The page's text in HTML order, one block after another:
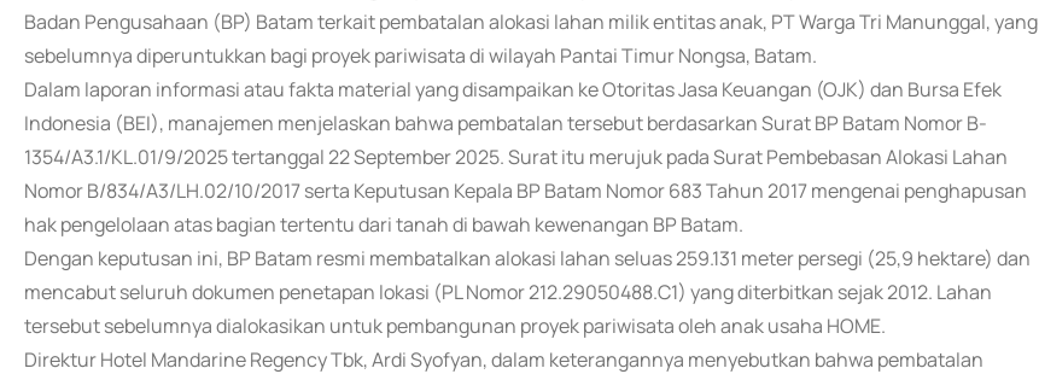
Badan Pengusahaan (BP) Batam terkait pembatalan alokasi lahan milik entitas anak, PT Warga Tri Manunggal, yang
sebelumnya diperuntukkan bagi proyek pariwisata di wilayah Pantai Timur Nongsa, Batam.
Dalam laporan informasi atau fakta material yang disampaikan ke Otoritas Jasa Keuangan (OJK) dan Bursa Efek
Indonesia (BEI), manajemen menjelaskan bahwa pembatalan tersebut berdasarkan Surat BP Batam Nomor B-
1354/A3.1/KL.01/9/2025 tertanggal 22 September 2025. Surat itu merujuk pada Surat Pembebasan Alokasi Lahan
Nomor B/834/A3/LH.02/10/2017 serta Keputusan Kepala BP Batam Nomor 683 Tahun 2017 mengenai penghapusan
hak pengelolaan atas bagian tertentu dari tanah di bawah kewenangan BP Batam.
Dengan keputusan ini, BP Batam resmi membatalkan alokasi lahan seluas 259.131 meter persegi (25,9 hektare) dan
mencabut seluruh dokumen penetapan lokasi (PL Nomor 212.29050488.C1) yang diterbitkan sejak 2012. Lahan
tersebut sebelumnya dialokasikan untuk pembangunan proyek pariwisata oleh anak usaha HOME.
Direktur Hotel Mandarine Regency Tbk, Ardi Syofyan, dalam keterangannya menyebutkan bahwa pembatalan